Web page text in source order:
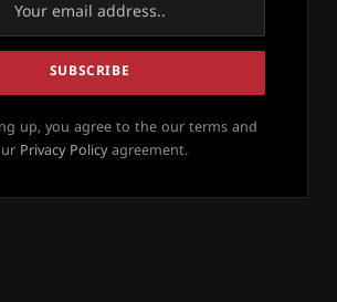
up, you agree to the our terms and
Privacy Policyagreement.